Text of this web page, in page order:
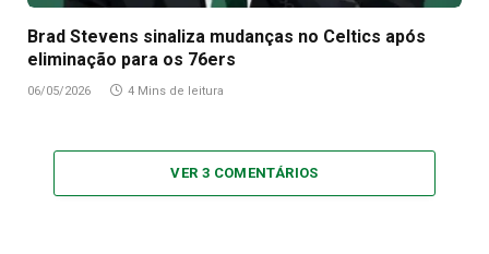
Brad Stevens sinaliza mudanças no Celtics após
eliminação para os 76ers
06/05/2026 4 Mins de leitura
VER 3 COMENTÁRIOS